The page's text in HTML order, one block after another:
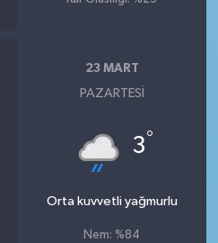
23 MART
PAZARTESI
3°
Orta kuvvetli yağmurlu
Nem: %84